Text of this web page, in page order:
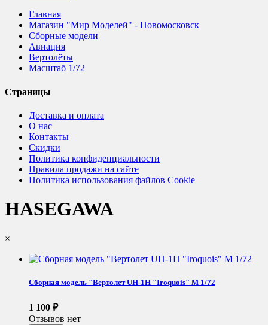
Главная
Магазин "Мир Моделей" - Новомосковск
Сборные модели
Авиация
Вертолёты
Масштаб 1/72
Страницы
Доставка и оплата
О нас
Контакты
Скидки
Политика конфиденциальности
Правила продажи на сайте
Политика использования файлов Cookie
HASEGAWA
×
Сборная модель "Вертолет UH-1H "Iroquois" М 1/72
1 100 ₽
Отзывов нет